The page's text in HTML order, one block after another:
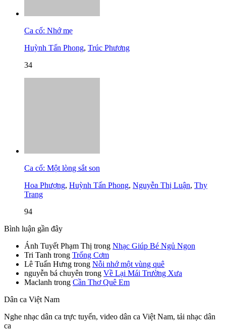
Ca cổ: Nhớ mẹ
Huỳnh Tấn Phong, Trúc Phương
34
Ca cổ: Một lòng sắt son
Hoa Phượng, Huỳnh Tấn Phong, Nguyễn Thị Luận, Thy
Trang
94
Bình luận gần đây
Ánh Tuyết Phạm Thị trong Nhạc Giúp Bé Ngủ Ngon
Tri Tanh trong Trống Cơm
Lê Tuấn Hưng trong Nỗi nhớ một vùng quê
nguyễn bá chuyên trong Về Lại Mái Trường Xưa
Maclanh trong Cần Thơ Quê Em
Dân ca Việt Nam
Nghe nhạc dân ca trực tuyến, video dân ca Việt Nam, tải nhạc dân
ca